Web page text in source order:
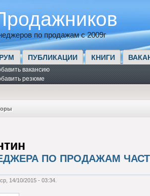
по продажам с 2009г
ПУБЛИКАЦИИ КНИГИ
вакансию
резюме
ПО ПРОДАЖАМ
ср, 14/10/2015 - 03:34.